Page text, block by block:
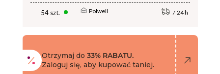
54 szt. Polwell 24 h
Otrzymaj do 33% RABATU.
Zaloguj się, aby kupować taniej.